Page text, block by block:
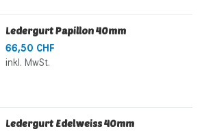
Ledergurt Papillon 40mm
66,50 CHF
inkl. MwSt.
Ledergurt Edelweiss 40mm